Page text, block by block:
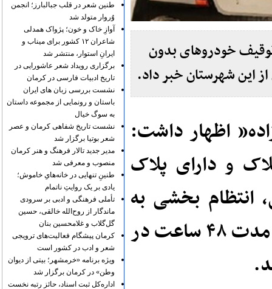
خودروهای بدون
این شهرستان خبر داد.
اظهار داشت:
و دارای پلاک
انتظام بخشی به
عبور و مرور و جلوگیری از بروز تخلفات به مدت ۴۸ ساعت در
طنین شعر در قلب جبالبارز؛ انجمن
وُروار متولد شد
آوازِ خاک و خون؛ پژواک همدلی
شاعران ۱۲ کشور برای میناب و
ایرانِ استوار، منتشر شد
برگزاری رویداد شعر عاشورایی در
تاریخ ادبیات فارسی در کرمان
نشست بررسی زبان های ایران
باستان و رونمایی از مجموعه داستان
به سوگ خیال
نشست تاریخ شفاهی کرمان و عصر
شعر بوتیا برگزار شد
مدیر جدید تالار فرهنگ و هنر کرمان
منصوب و معرفی شد
طنینِ تنهایی در خانه‌هایِ خاموش؛
یادی بر یک روایتِ ناتمام
تأملی فرهنگی و ادبی بر سرودی
ماندگار از روح‌الله خالقی، حسین
گل‌گلاب و غلامحسین بنان
کرمان پیشگام فعالیت‌های ترویجی
شعر و ادب در کشور است
ویژه برنامه «خرمشهر؛ بیتی از دیوان
وطن» در کرمان برگزار شد
اداره‌کل ثبت اسناد، حائز رتبه نخست